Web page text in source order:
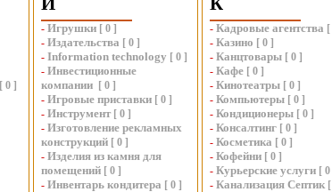
[ 0 ]
- Игрушки [ 0 ]
- Издательства [ 0 ]
- Information technology [ 0 ]
- Инвестиционные
компании [ 0 ]
- Игровые приставки [ 0 ]
- Инструмент [ 0 ]
- Изготовление рекламных
конструкций [ 0 ]
- Изделия из камня для
помещений [ 0 ]
- Инвентарь кондитера [ 0 ]
- Кадровые агентства [
- Казино [ 0 ]
- Канцтовары [ 0 ]
- Кафе [ 0 ]
- Кинотеатры [ 0 ]
- Компьютеры [ 0 ]
- Кондиционеры [ 0 ]
- Консалтинг [ 0 ]
- Косметика [ 0 ]
- Кофейни [ 0 ]
- Курьерские услуги [ 0
- Канализация Септик [